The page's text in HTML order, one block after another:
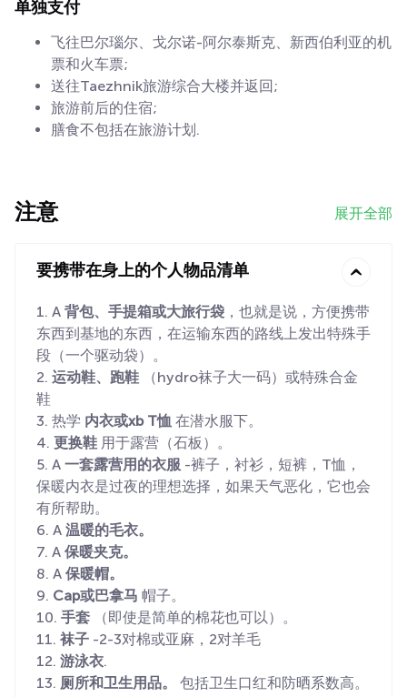
单独支付
飞往巴尔瑙尔、戈尔诺-阿尔泰斯克、新西伯利亚的机
票和火车票;
送往Taezhnik旅游综合大楼并返回;
旅游前后的住宿;
膳食不包括在旅游计划.
注意 展开全部
要携带在身上的个人物品清单
1. A 背包、手提箱或大旅行袋 ，也就是说，方便携带
东西到基地的东西，在运输东西的路线上发出特殊手
段（一个驱动袋）。
2. 运动鞋、跑鞋 （hydro袜子大一码）或特殊合金
鞋
3. 热学 内衣或xb T恤 在潜水服下。
4. 更换鞋 用于露营（石板）。
5. A 一套露营用的衣服 -裤子，衬衫，短裤，T恤，
保暖内衣是过夜的理想选择，如果天气恶化，它也会
有所帮助。
6. A 温暖的毛衣。
7. A 保暖夹克。
8. A 保暖帽。
9. Cap或巴拿马 帽子。
10. 手套 （即使是简单的棉花也可以）。
11. 袜子 -2-3对棉或亚麻，2对羊毛
12. 游泳衣.
13. 厕所和卫生用品。
包括卫生口红和防晒系数高。